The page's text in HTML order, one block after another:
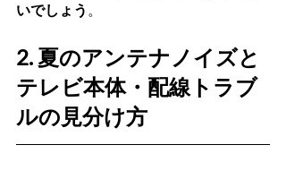
いでしょう 。
2. 夏のアンテナノイズと
テレビ本体・配線トラブ
ルの見分け方